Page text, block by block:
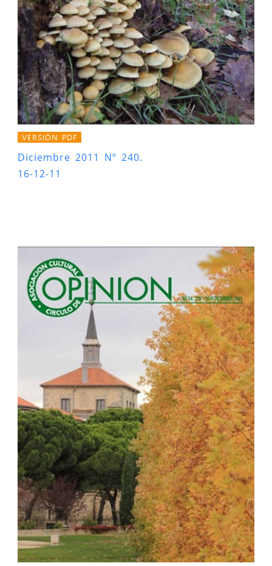
VERSIÓN PDF
Diciembre 2011 Nº 240.
16-12-11